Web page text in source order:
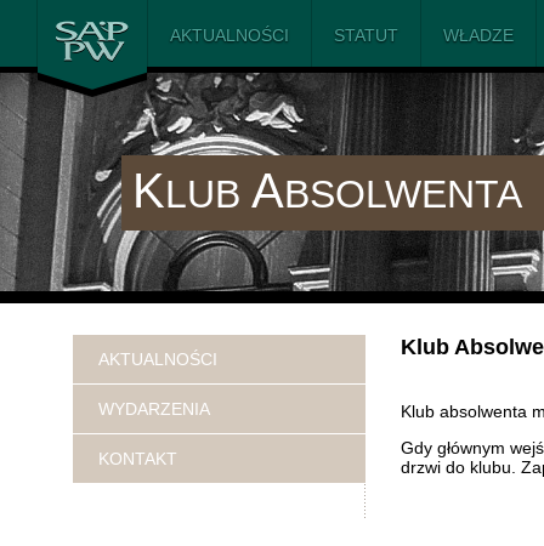
SAiP PW
AKTUALNOŚCI STATUT WŁADZE
KLUB ABSOLWENTA
AKTUALNOŚCI
WYDARZENIA
KONTAKT
Klub
Klub absolwenta
Gdy głównym
drzwi do klubu.